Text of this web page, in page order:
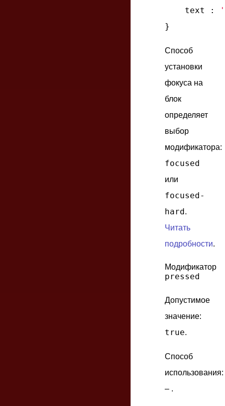
text
:
Способ
установки
фокуса на
блок
определяет
выбор
модификатора:
focused
или
focused-
hard.
Читать
подробности.
Модификатор
pressed
Допустимое
значение:
true.
Способ
использования:
– .